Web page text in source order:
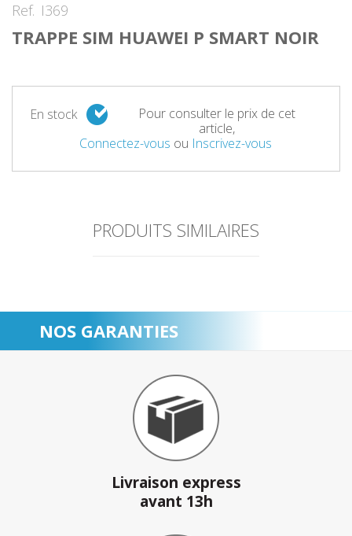
Ref. I369
TRAPPE SIM HUAWEI P SMART NOIR
En stock
Pour consulter le prix de cet
article,
Connectez-vous ou Inscrivez-vous
PRODUITS SIMILAIRES
NOS GARANTIES
Livraison express
avant 13h